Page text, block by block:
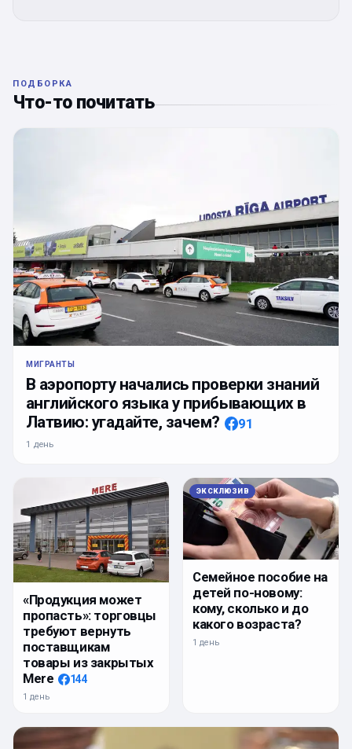
ПОДБОРКА
Что-то почитать
МИГРАНТЫ
В аэропорту начались проверки знаний
английского языка у прибывающих в
Латвию: угадайте, зачем?
91
1 день
«Продукция может
пропасть»: торговцы
требуют вернуть
поставщикам
товары из закрытых
Mere
144
1 день
ЭКСКЛЮЗИВ
Семейное пособие на
детей по-новому:
кому, сколько и до
какого возраста?
1 день